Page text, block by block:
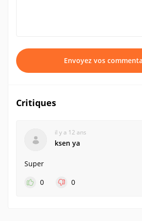
Envoyez vos
Critiques
il y a 12 ans
ksen ya
Super
0
0